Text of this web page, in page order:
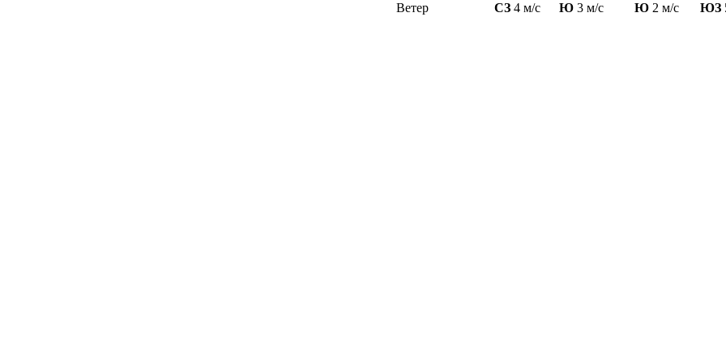
Ветер
СЗ 4 м/с Ю3 м/с Ю2 м/с ЮЗ